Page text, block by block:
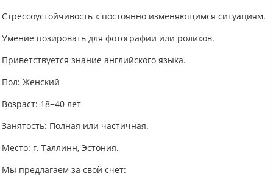
Стрессоустойчивость к постоянно изменяющимся ситуациям.
Умение позировать для фотографии или роликов.
Приветствуется знание английского языка.
Пол: Женский
Возраст: 18−40 лет
Занятость: Полная или частичная.
Место: г. Таллинн, Эстония.
Мы предлагаем за свой счёт: